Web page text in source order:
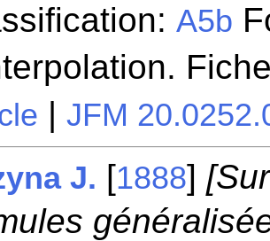
A5b
|JFM
J. [1888]